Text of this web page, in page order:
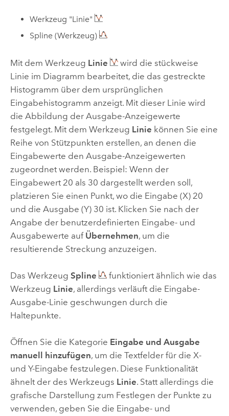
Werkzeug "Linie"
Spline (Werkzeug)
Mit dem Werkzeug Linie
wird die stückweise
Linie im Diagramm bearbeitet, die das gestreckte
Histogramm über dem ursprünglichen
Eingabehistogramm anzeigt. Mit dieser Linie wird
die Abbildung der Ausgabe-Anzeigewerte
festgelegt. Mit dem Werkzeug Linie können Sie eine
Reihe von Stützpunkten erstellen, an denen die
Eingabewerte den Ausgabe-Anzeigewerten
zugeordnet werden. Beispiel: Wenn der
Eingabewert 20 als 30 dargestellt werden soll,
platzieren Sie einen Punkt, wo die Eingabe (X) 20
und die Ausgabe (Y) 30 ist. Klicken Sie nach der
Angabe der benutzerdefinierten Eingabe- und
Ausgabewerte auf Übernehmen, um die
resultierende Streckung anzuzeigen.
Das Werkzeug Spline
funktioniert ähnlich wie das
Werkzeug Linie, allerdings verläuft die Eingabe-
Ausgabe-Linie geschwungen durch die
Haltepunkte.
Öffnen Sie die Kategorie Eingabe und Ausgabe
manuell hinzufügen, um die Textfelder für die X-
und Y-Eingabe festzulegen. Diese Funktionalität
ähnelt der des Werkzeugs Linie. Statt allerdings die
grafische Darstellung zum Festlegen der Punkte zu
verwenden, geben Sie die Eingabe- und